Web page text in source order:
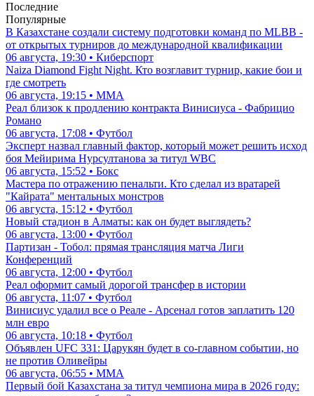
Последние
Популярные
В Казахстане создали систему подготовки команд по MLBB -
от открытых турниров до международной квалификации
06 августа, 19:30 • Киберспорт
Naiza Diamond Fight Night. Кто возглавит турнир, какие бои и
где смотреть
06 августа, 19:15 • ММА
Реал близок к продлению контракта Винисиуса - Фабрицио
Романо
06 августа, 17:08 • Футбол
Эксперт назвал главный фактор, который может решить исход
боя Мейирима Нурсултанова за титул WBC
06 августа, 15:52 • Бокс
Мастера по отражению пенальти. Кто сделал из вратарей
"Кайрата" ментальных монстров
06 августа, 15:12 • Футбол
Новый стадион в Алматы: как он будет выглядеть?
06 августа, 13:00 • Футбол
Партизан - Тобол: прямая трансляция матча Лиги
Конференций
06 августа, 12:00 • Футбол
Реал оформит самый дорогой трансфер в истории
06 августа, 11:07 • Футбол
Винисиус удалил все о Реале - Арсенал готов заплатить 120
млн евро
06 августа, 10:18 • Футбол
Объявлен UFC 331: Царукян будет в со-главном событии, но
не против Оливейры
06 августа, 06:55 • ММА
Первый бой Казахстана за титул чемпиона мира в 2026 году: